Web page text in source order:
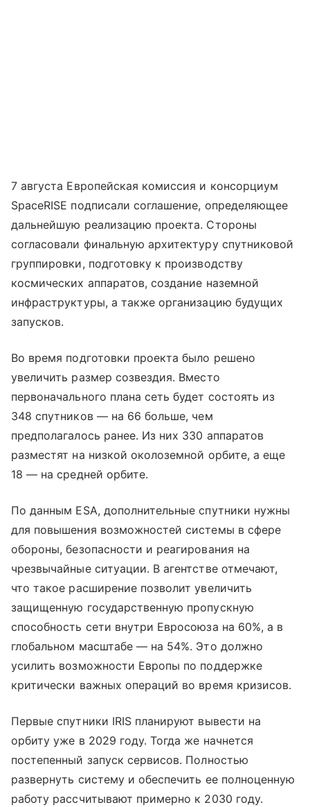
7 августа Европейская комиссия и консорциум
SpaceRISE подписали соглашение, определяющее
дальнейшую реализацию проекта. Стороны
согласовали финальную архитектуру спутниковой
группировки, подготовку к производству
космических аппаратов, создание наземной
инфраструктуры, а также организацию будущих
запусков.
Во время подготовки проекта было решено
увеличить размер созвездия. Вместо
первоначального плана сеть будет состоять из
348 спутников — на 66 больше, чем
предполагалось ранее. Из них 330 аппаратов
разместят на низкой околоземной орбите, а еще
18 — на средней орбите.
По данным ESA, дополнительные спутники нужны
для повышения возможностей системы в сфере
обороны, безопасности и реагирования на
чрезвычайные ситуации. В агентстве отмечают,
что такое расширение позволит увеличить
защищенную государственную пропускную
способность сети внутри Евросоюза на 60%, а в
глобальном масштабе — на 54%. Это должно
усилить возможности Европы по поддержке
критически важных операций во время кризисов.
Первые спутники IRIS планируют вывести на
орбиту уже в 2029 году. Тогда же начнется
постепенный запуск сервисов. Полностью
развернуть систему и обеспечить ее полноценную
работу рассчитывают примерно к 2030 году.